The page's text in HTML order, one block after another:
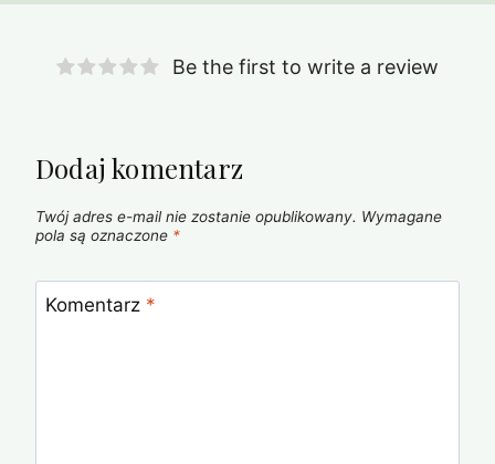
Be the first to write a review
Dodaj komentarz
Twój adres e-mail nie zostanie opublikowany. Wymagane
pola są oznaczone *
Komentarz *